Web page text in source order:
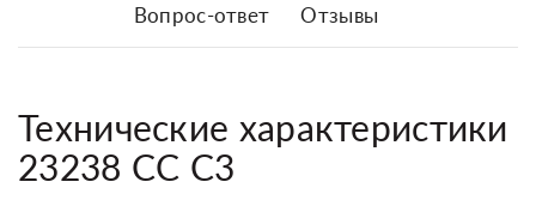
Вопрос-ответ Отзывы
Технические характеристики
23238 CC C3